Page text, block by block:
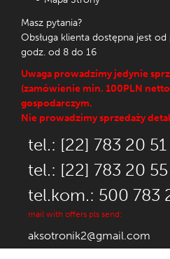
Masz pytania?
Obsługa klienta dostępna jest
godz. od 8 do 16
Uwaga prowadzimy jedynie
(zamówienie min. 100PLN
gospodarczym.
Nie prowadzimy sprzedaży
tel.: [22] 783 20 51
tel.: [22] 783 20 55
tel.kom.: 500 783
mail with offers pls send:
aksotronik2@gmail.com